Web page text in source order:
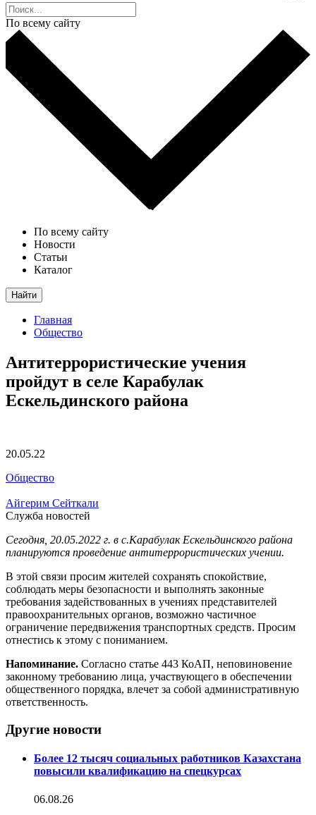
По всему сайту
По всему сайту
Новости
Статьи
Каталог
Найти
Главная
Общество
Антитеррористические учения
пройдут в селе Карабулак
Ескельдинского района
20.05.22
Общество
Айгерим Сейткали
Служба новостей
Сегодня, 20.05.2022 г. в с.Карабулак Ескельдинского района
планируются проведение антитеррористических учении.
В этой связи просим жителей сохранять спокойствие,
соблюдать меры безопасности и выполнять законные
требования задействованных в учениях представителей
правоохранительных органов, возможно частичное
ограничение передвижения транспортных средств. Просим
отнестись к этому с пониманием.
Напоминание. Согласно статье 443 КоАП, неповиновение
законному требованию лица, участвующего в обеспечении
общественного порядка, влечет за собой административную
ответственность.
Другие новости
Более 12 тысяч социальных работников Казахстана
повысили квалификацию на спецкурсах
06.08.26